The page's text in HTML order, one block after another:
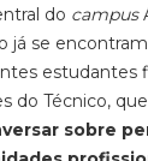
do campus
já se
estudantes
do Técnico,
sobre